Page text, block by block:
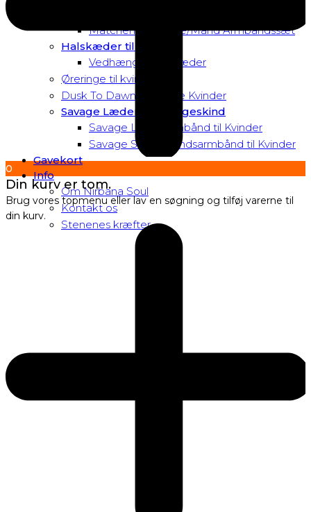
Matchende Kvinde/Mand Armbåndssæt
Halskæder til Kvinder
Vedhæng til halskæder
Øreringe til kvinder
Dusk To Dawn Exclusive Kvinder
Savage Læder og Slangeskind
Savage Læderarmbånd til Kvinder
Savage Slangeskindsarmbånd til Kvinder
Gavekort
Info
Om Nirbana Soul
Kontakt os
Stenenes kræfter
0
Din kurv er tom.
Brug vores topmenu eller lav en søgning og tilføj varerne til
din kurv.